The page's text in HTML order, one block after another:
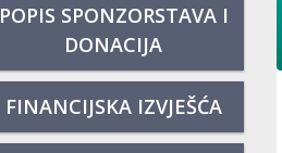
POPIS SPONZORSTAVA I
DONACIJA
FINANCIJSKA IZVJEŠĆA